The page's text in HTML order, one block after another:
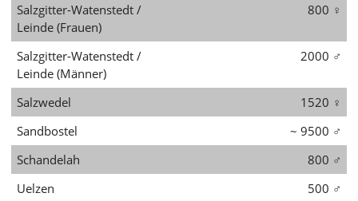
Salzgitter-Watenstedt /
Leinde (Frauen)
800 ♀
Salzgitter-Watenstedt /
Leinde (Männer)
2000 ♂
Salzwedel 1520 ♀
Sandbostel
~ 9500 ♂
Schandelah
800 ♂
Uelzen
500 ♂